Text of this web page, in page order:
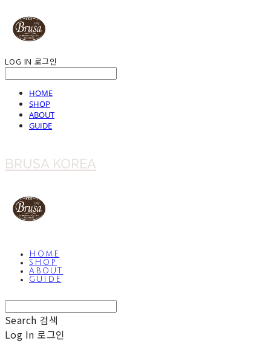
LOG IN 로그인
HOME
SHOP
ABOUT
GUIDE
BRUSA KOREA
HOME
SHOP
ABOUT
GUIDE
Search 검색
Log In 로그인